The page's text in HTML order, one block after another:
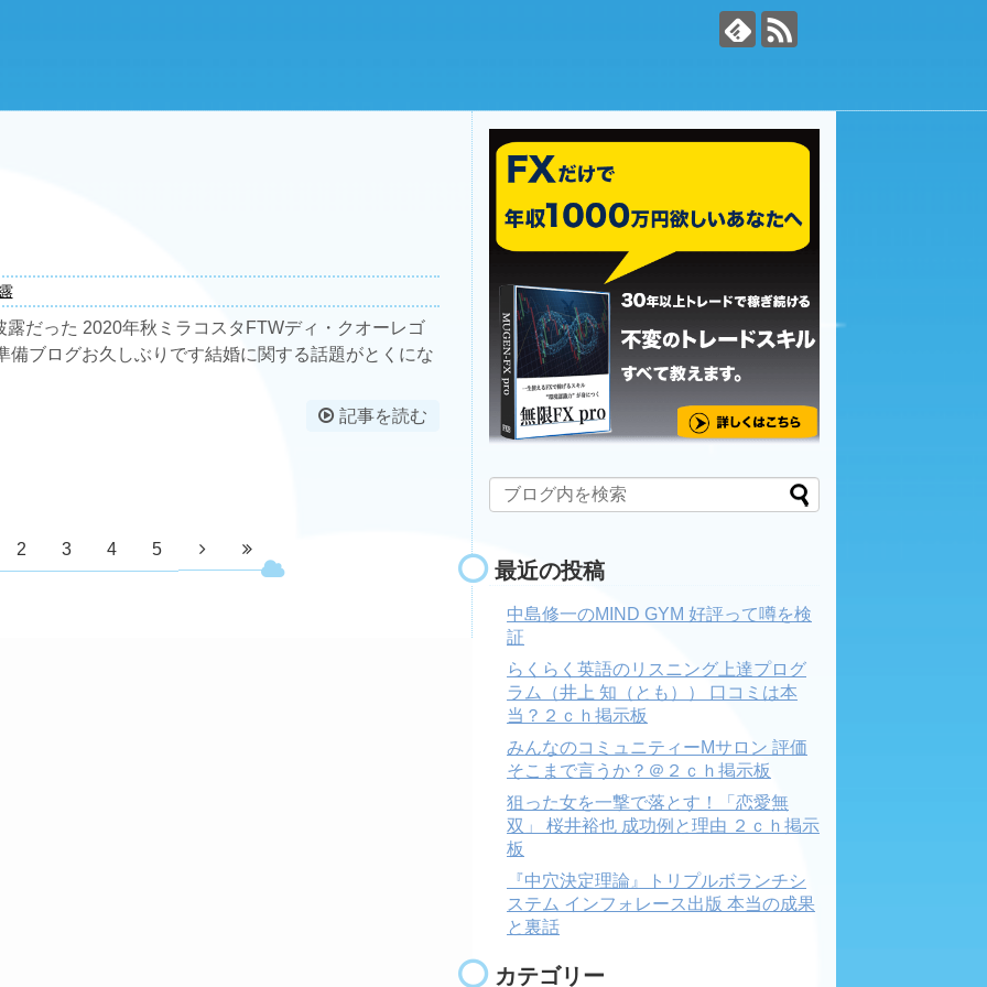
露だった 2020年秋ミラコスタFTWディ・クオーレゴ
備ブログお久しぶりです結婚に関する話題がとくにな
記事を読む
2 3 4 5
最近の投稿
中島修一のMIND GYM 好評って噂を検
証
らくらく英語のリスニング上達プログ
ラム（井上 知（とも）） 口コミは本
当？２ｃｈ掲示板
みんなのコミュニティーMサロン 評価
そこまで言うか？＠２ｃｈ掲示板
狙った女を一撃で落とす！「恋愛無
双」 桜井裕也 成功例と理由 ２ｃｈ掲示
板
『中穴決定理論』トリプルボランチシ
ステム インフォレース出版 本当の成果
と裏話
カテゴリー